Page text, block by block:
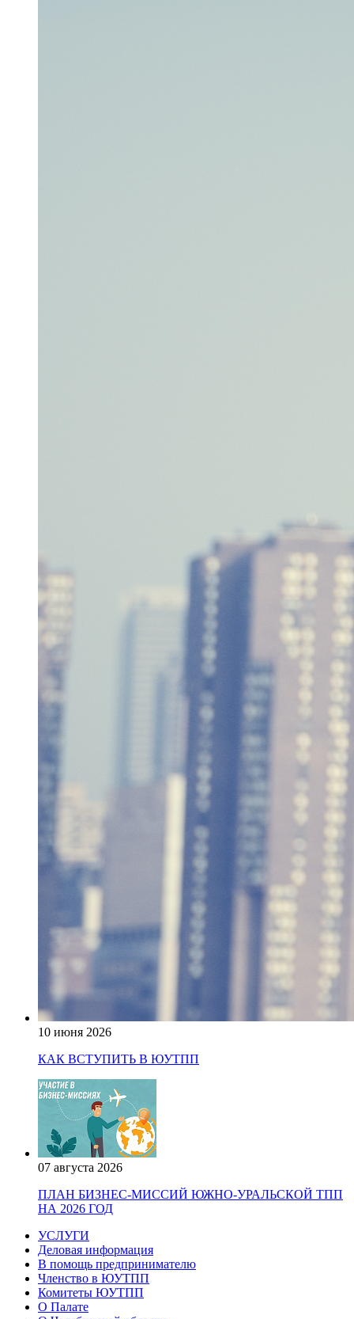
10 июня 2026
КАК ВСТУПИТЬ В ЮУТПП
07 августа 2026
ПЛАН БИЗНЕС-МИССИЙ ЮЖНО-УРАЛЬСКОЙ ТПП
НА 2026 ГОД
УСЛУГИ
Деловая информация
В помощь предпринимателю
Членство в ЮУТПП
Комитеты ЮУТПП
О Палате